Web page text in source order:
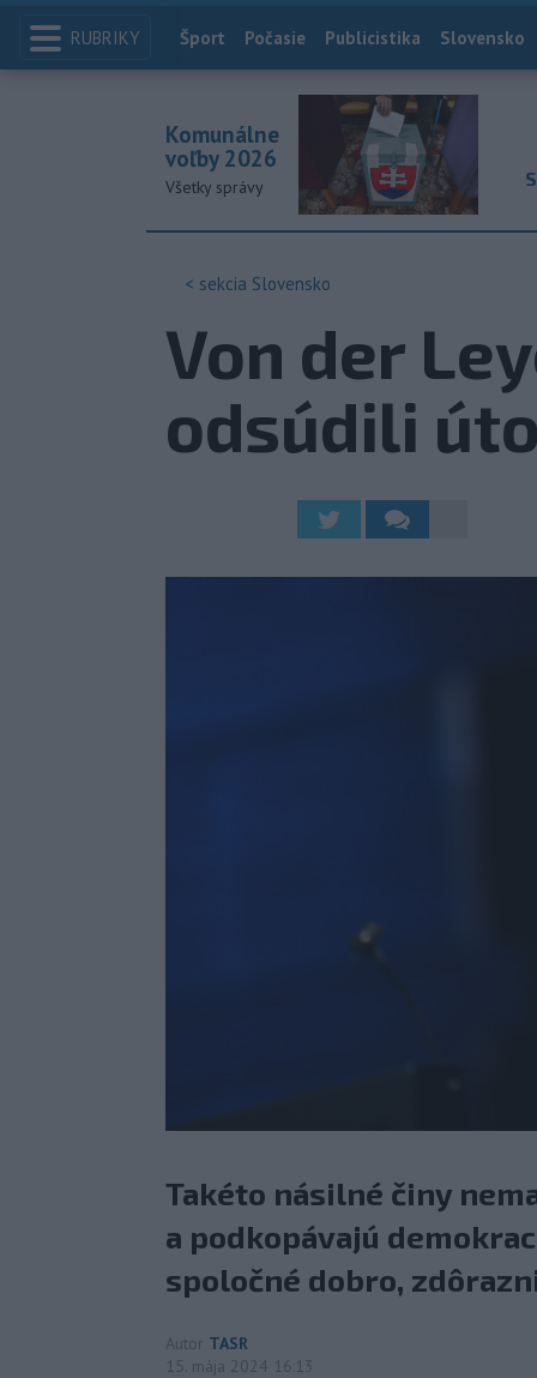
RUBRIKY Index
Šport Počasie Publicistika Slovensko
Komunálne
voľby 2026
Všetky správy
< sekcia Slovensko
Von der
odsúdili
Takéto násilné činy
a podkopávajú
spoločné dobro,
Autor TASR
15. mája 2024 16:13